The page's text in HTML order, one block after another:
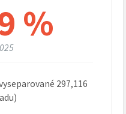
%
297,116